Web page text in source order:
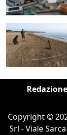
Redazione
Copyright ©
Srl - Viale